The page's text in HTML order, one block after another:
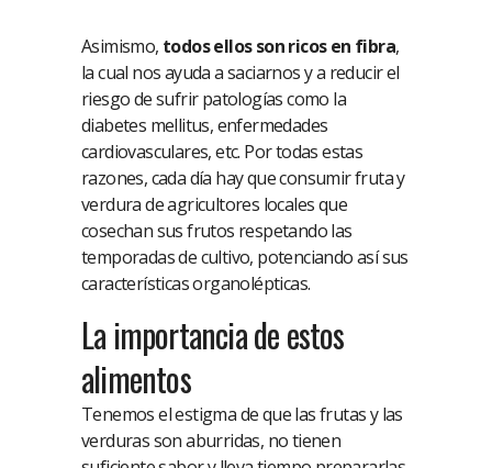
Asimismo, todos ellos son ricos en fibra,
la cual nos ayuda a saciarnos y a reducir el
riesgo de sufrir patologías como la
diabetes mellitus, enfermedades
cardiovasculares, etc. Por todas estas
razones, cada día hay que consumir fruta y
verdura de agricultores locales que
cosechan sus frutos respetando las
temporadas de cultivo, potenciando así sus
características organolépticas.
La importancia de estos
alimentos
Tenemos el estigma de que las frutas y las
verduras son aburridas, no tienen